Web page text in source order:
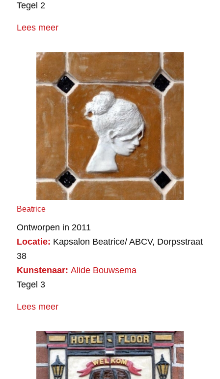
Tegel 2
Lees meer
Beatrice
Ontworpen in 2011
Locatie: Kapsalon Beatrice/ ABCV, Dorpsstraat
38
Kunstenaar: Alide Bouwsema
Tegel 3
Lees meer